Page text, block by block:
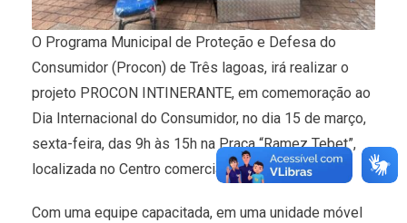
O Programa Municipal de Proteção e Defesa do
Consumidor (Procon) de Três lagoas, irá realizar o
projeto PROCON INTINERANTE, em comemoração ao
Dia Internacional do Consumidor, no dia 15 de março,
sexta-feira, das 9h às 15h na Praça “Ramez Tebet”,
localizada no Centro comercial da Cidade.
Com uma equipe capacitada, em uma unidade móvel